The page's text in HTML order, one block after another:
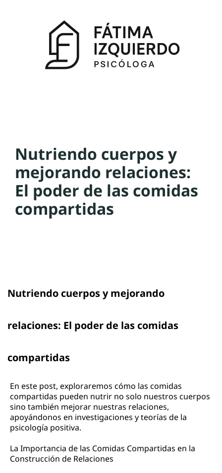
Nutriendo cuerpos y
mejorando relaciones:
El poder de las comidas
compartidas
Nutriendo cuerpos y mejorando
relaciones: El poder de las comidas
compartidas
En este post, exploraremos cómo las comidas
compartidas pueden nutrir no solo nuestros cuerpos
sino también mejorar nuestras relaciones,
apoyándonos en investigaciones y teorías de la
psicología positiva.
La Importancia de las Comidas Compartidas en la
Construcción de Relaciones